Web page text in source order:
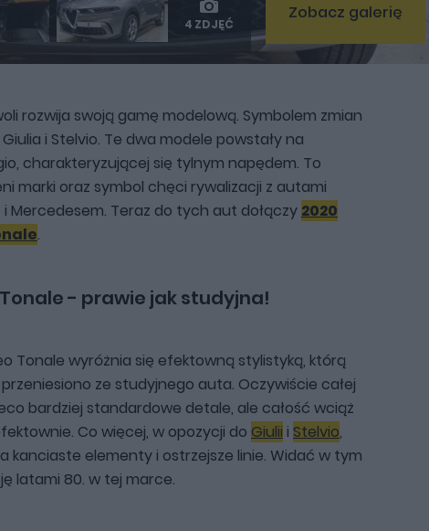
4 ZDJĘĆ
Zobacz galerię
rozwija swoją gamę modelową. Symbolem zmian
i Stelvio. Te dwa modele powstały na
charakteryzującej się tylnym napędem. To
marki oraz symbol chęci rywalizacji z autami
i Mercedesem. Teraz do tych aut dołączy 2020
.
- prawie jak studyjna!
Tonale wyróżnia się efektowną stylistyką, którą
ze studyjnego auta. Oczywiście całej
bardziej standardowe detale, ale całość wciąż
Co więcej, w opozycji do Giulii i Stelvio,
kanciaste elementy i ostrzejsze linie. Widać w tym
latami 80. w tej marce.